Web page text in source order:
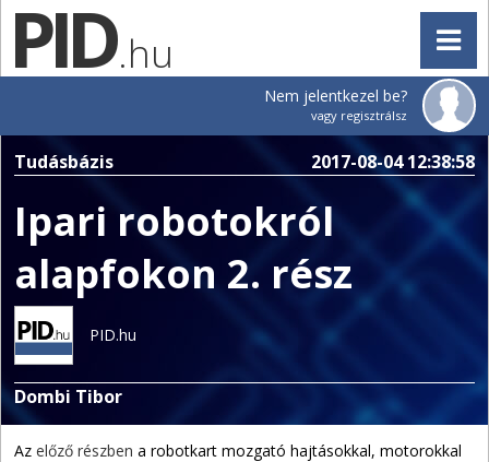
.hu
Nem jelentkezel be?
vagy regisztrálsz
Tudásbázis 2017-08-04 12:38:58
Ipari robotokról
alapfokon 2. rész
PID.hu
Dombi Tibor
Az előző részben a robotkart mozgató hajtásokkal, motorokkal